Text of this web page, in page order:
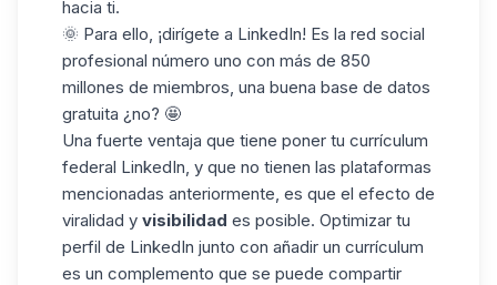
hacia ti.
🌞 Para ello, ¡dirígete a LinkedIn! Es la red social
profesional número uno con más de 850
millones de miembros, una buena base de datos
gratuita ¿no? 🤩
Una fuerte ventaja que tiene poner tu currículum
federal LinkedIn, y que no tienen las plataformas
mencionadas anteriormente, es que el efecto de
viralidad y visibilidad es posible. Optimizar tu
perfil de LinkedIn junto con añadir un currículum
es un complemento que se puede compartir